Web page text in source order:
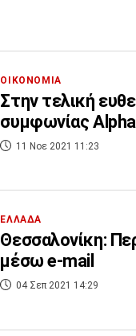
ΟΙΚΟΝΟΜΙΑ
Στην τελική
συμφωνίας Alpha
11 Νοε 2021 11:23
ΕΛΛΑΔΑ
Θεσσαλονίκη:
μέσω e-mail
04 Σεπ 2021 14:29